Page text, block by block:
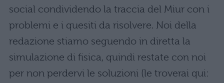
social condividendo la traccia del Miur con i
problemi e i quesiti da risolvere. Noi della
redazione stiamo seguendo in diretta la
simulazione di fisica, quindi restate con noi
per non perdervi le soluzioni (le troverai qui: